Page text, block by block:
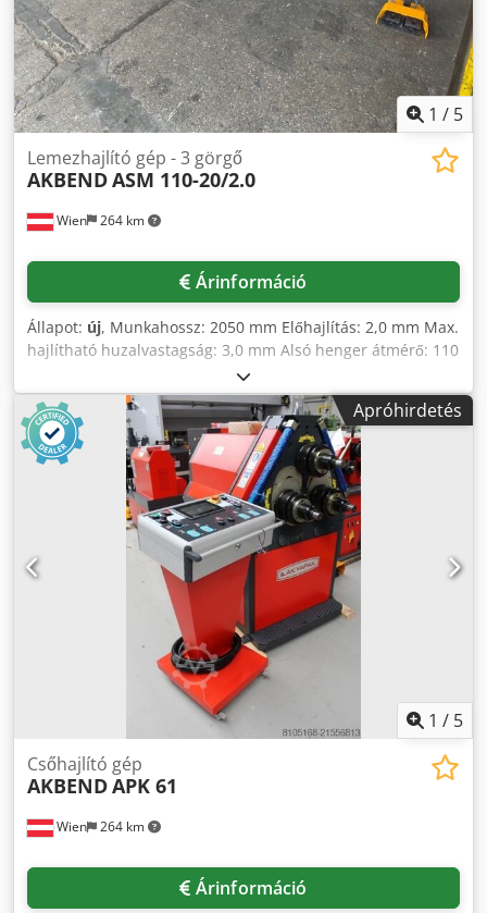
1 / 5
Wien 264 km
Lemezhajlító gép - 3 görgő
AKBENDASM 110-20/2.0
Árinformáció
Állapot: új, Munkahossz: 2050 mm Előhajlítás: 2,0 mm Max.
hajlítható huzalvastagság: 3,0 mm Alsó henger átmérő: 110
mm Cedpfsyv N Dwex Ad Rerf Minimális hajlítási átmérő:
165 mm Motorteljesítmény: 22 kW Hajlítási sebesség: 5,2
mm/perc Hossz: 3150 mm Magasság: 1150 mm Szélesség:
850 mm Alapfelszereltség: - Gépváz öntöttvasból -
Elektromos meghajtású hajlítás - Hátsó henger kézi fel- és
lemozgatása kézikerékkel - Főmotor fékkel - Oldalra
nyitható felső henger - Kúpos hajlítóberendezés -
Mozgatható vezérlőpanel és különálló lábpedál - CE
megfelelőség Opcionális felszereltség: - Indukciósan edzett
hengerek - Hátsó henger elektromos fel- és lemozgatása -
Digitális kijelző a hátsó hengerhez
Apróhirdetés
1 / 5
Wien 264 km
Csőhajlító gép
AKBENDAPK 61
Árinformáció